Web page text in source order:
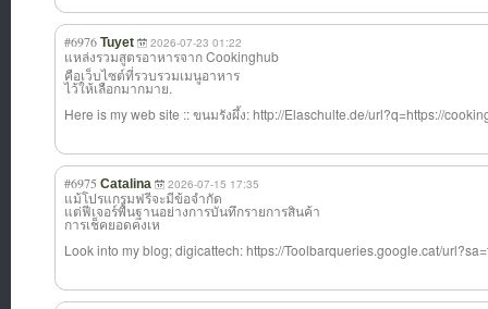
#6976 Tuyet 2026-07-23 01:22
แหล่งรวมสูตรอาหารจาก Cookinghub
คือเว็บไซต์ที่รวบรวมเมนูอาหาร
ไว้ให้เลือกมากมาย.
Here is my web site :: ขนมรังผึ้ง: http://Elaschulte.de/url?q=https://
#6975 Catalina 2026-07-15 17:35
แม้โปรแกรมฟรีจะมีข้อจำกัด
แต่ฟีเจอร์พื้นฐานอย่างการบันทึกรายการสินค้า
การเช็คยอดคงเห
Look into my blog; digicattech: https://Toolbarqueries.google.cat/